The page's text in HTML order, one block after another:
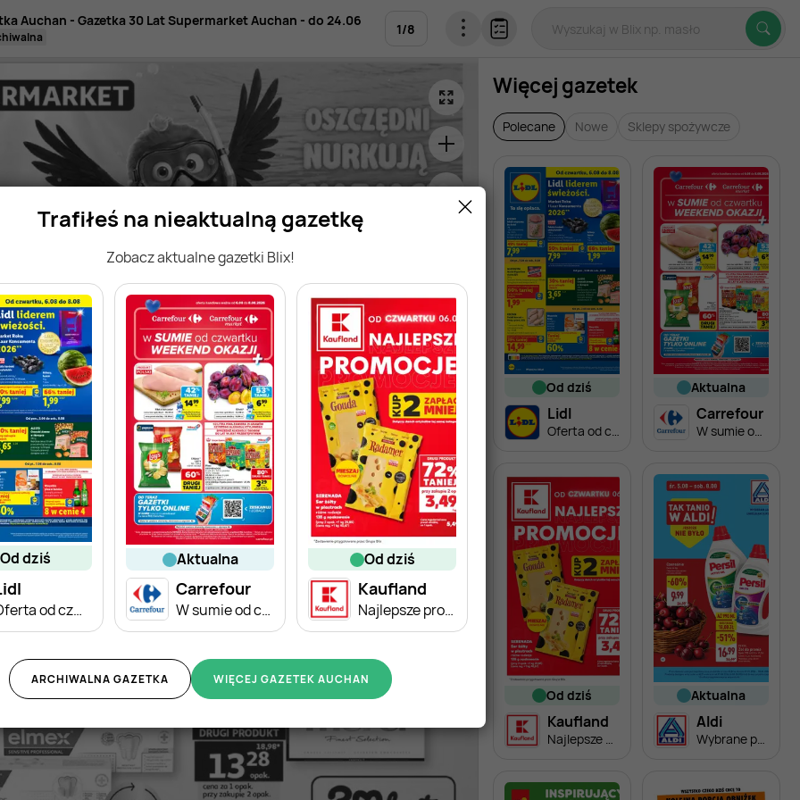
Trafiłeś na nieaktualną gazetkę
Zobacz aktualne gazetki Blix!
od dziś
Oferta od czwartku
aktualna
Carrefour
W sumie od czwartku weekend okazji
od dziś
Kaufland
Najlepsze promocje!
WIĘCEJ GAZETEK AUCHAN
ARCHIWALNA GAZETKA
Auchan - Gazetka 30 Lat Supermarket Auchan - do 24.06
1/8
Więcej gazetek
Polecane Nowe Sklepy spożywcze
od dziś
Lidl
Oferta od czwartku
aktualna
Carrefour
W sumie od czwartku weekend okazji
od dziś
Kaufland
aktualna
Aldi